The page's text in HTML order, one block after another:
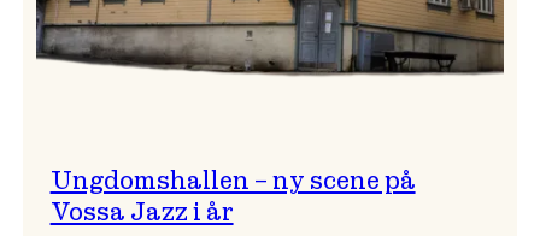
Ungdomshallen – ny scene på
Vossa Jazz i år